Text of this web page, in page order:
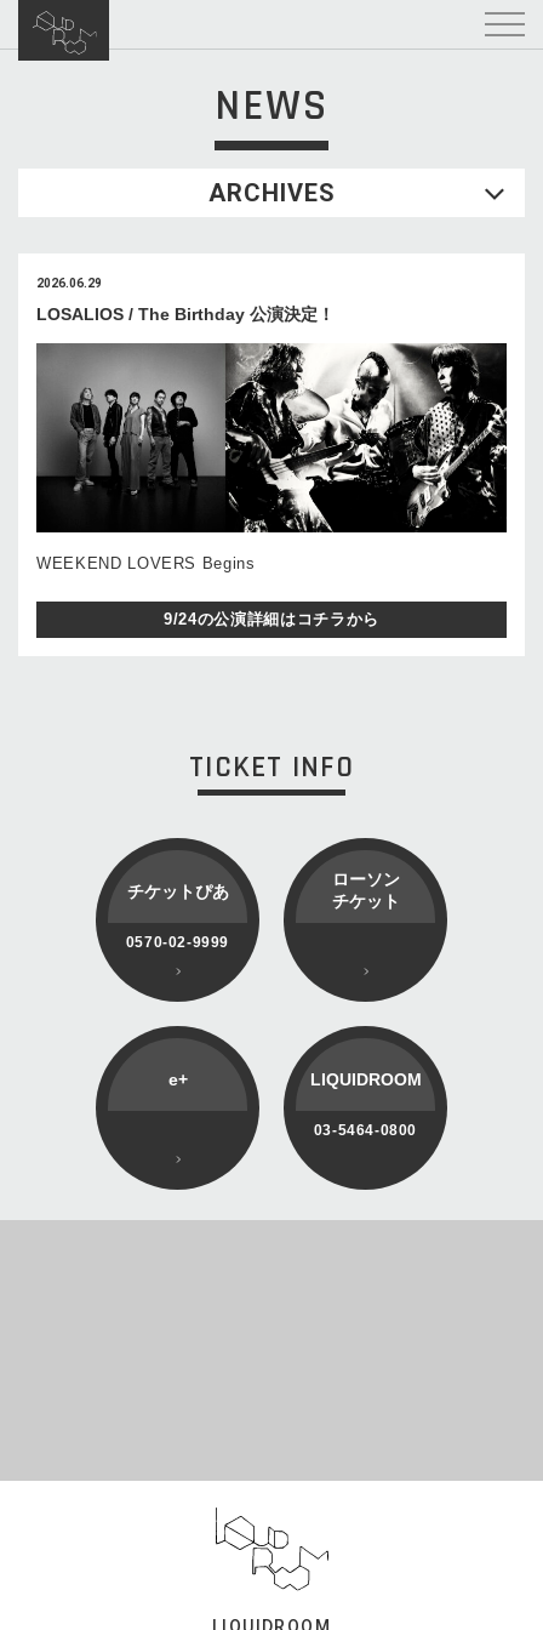
NEWS
ARCHIVES
2026.06.29
LOSALIOS / The Birthday 公演決定！
WEEKEND LOVERS Begins
9/24の公演詳細はコチラから
TICKET INFO
チケットぴあ
0570-02-9999
ローソン
チケット
e+ LIQUIDROOM
03-5464-0800